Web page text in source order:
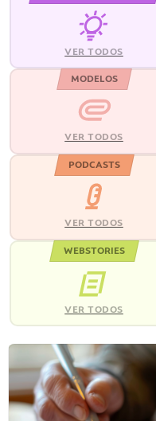
VER TODOS
MODELOS
VER TODOS
PODCASTS
VER TODOS
WEBSTORIES
VER TODOS